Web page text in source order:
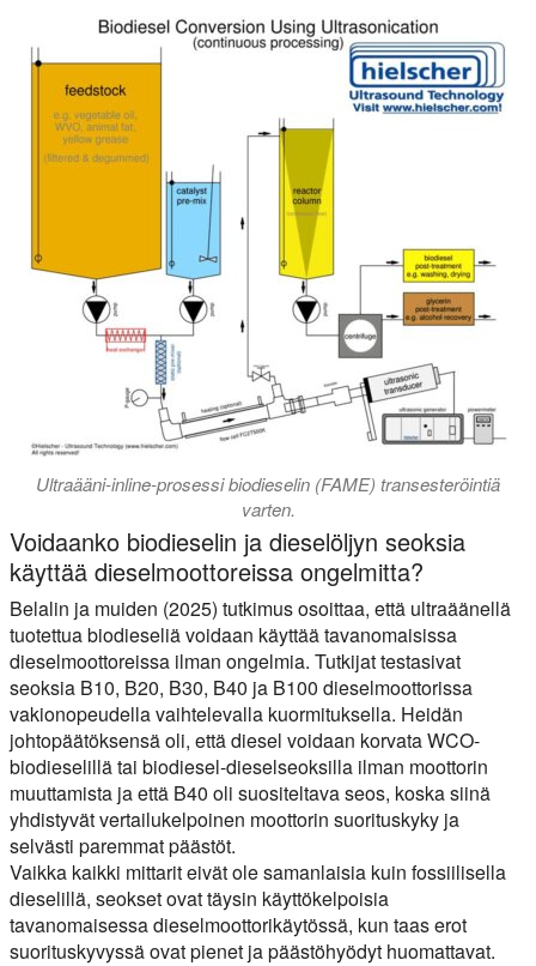
Ultraääni-inline-prosessi biodieselin (FAME) transesteröintiä
varten.
Voidaanko biodieselin ja dieselöljyn seoksia
käyttää dieselmoottoreissa ongelmitta?
Belalin ja muiden (2025) tutkimus osoittaa, että ultraäänellä
tuotettua biodieseliä voidaan käyttää tavanomaisissa
dieselmoottoreissa ilman ongelmia. Tutkijat testasivat
seoksia B10, B20, B30, B40 ja B100 dieselmoottorissa
vakionopeudella vaihtelevalla kuormituksella. Heidän
johtopäätöksensä oli, että diesel voidaan korvata WCO-
biodieselillä tai biodiesel-dieselseoksilla ilman moottorin
muuttamista ja että B40 oli suositeltava seos, koska siinä
yhdistyvät vertailukelpoinen moottorin suorituskyky ja
selvästi paremmat päästöt.
Vaikka kaikki mittarit eivät ole samanlaisia kuin fossiilisella
dieselillä, seokset ovat täysin käyttökelpoisia
tavanomaisessa dieselmoottorikäytössä, kun taas erot
suorituskyvyssä ovat pienet ja päästöhyödyt huomattavat.